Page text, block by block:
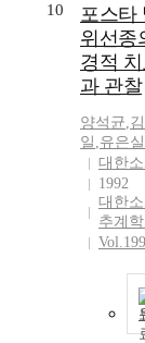
10
포스타
위선종
경적
과 관찰
양석균,
일 ,유은실
대한
1992
대한
추계